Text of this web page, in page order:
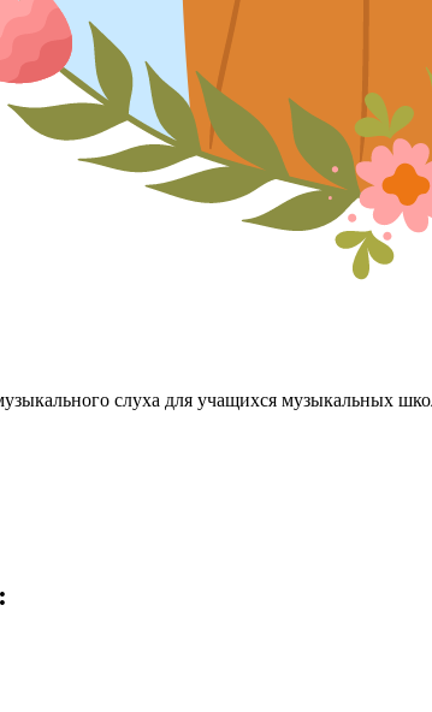
слуха для учащихся музыкальных